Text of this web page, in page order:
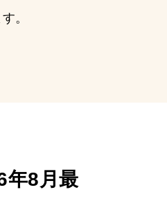
。
年8月最